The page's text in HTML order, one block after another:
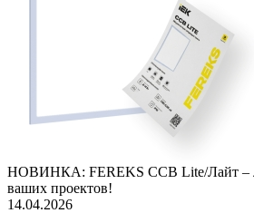
НОВИНКА: FEREKS ССВ Lite/Лайт –
ваших проектов!
14.04.2026